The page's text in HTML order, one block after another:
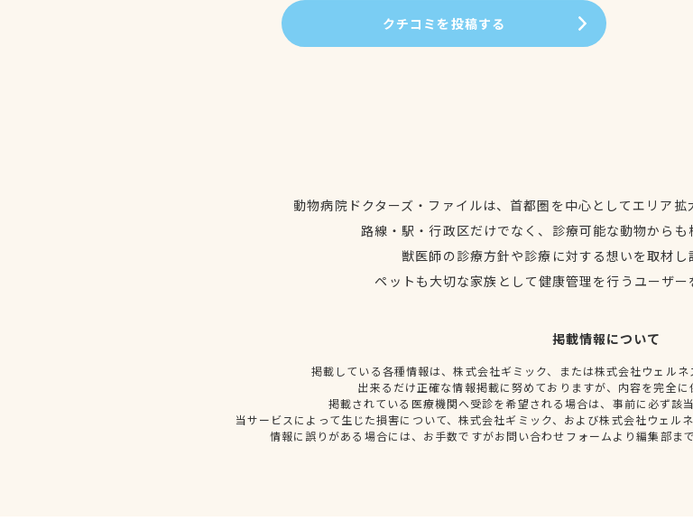
クチコミを投稿する
動物病院ドクターズ・ファイルは、首都圏を中心としてエリア拡
路線・駅・行政区だけでなく、診療可能な動物からも
獣医師の診療方針や診療に対する想いを取材し
ペットも大切な家族として健康管理を行うユーザー
掲載情報について
掲載している各種情報は、株式会社ギミック、または株式会社ウェルネ
出来るだけ正確な情報掲載に努めておりますが、内容を完全に
掲載されている医療機関へ受診を希望される場合は、事前に必ず該
当サービスによって生じた損害について、株式会社ギミック、および株式会社ウェル
情報に誤りがある場合には、お手数ですがお問い合わせフォームより編集部ま